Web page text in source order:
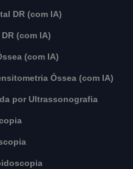
DR (com IA)
(com IA)
(com IA)
Óssea (com IA)
por Ultrassonografia